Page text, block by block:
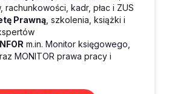
rachunkowości, kadr, płac i ZUS
Prawną , szkolenia, książki i
m.in. Monitor księgowego,
MONITOR prawa pracy i